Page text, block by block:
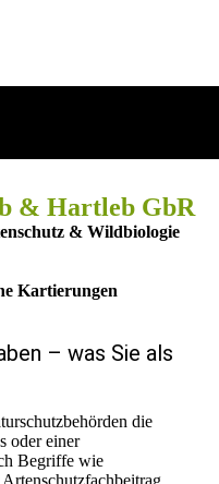
& Hartleb GbR
& Wildbiologie
Kartierungen
– was Sie als
die
oder einer
Begriffe wie